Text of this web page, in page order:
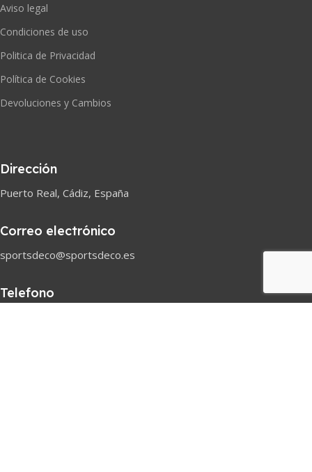
Aviso legal
Condiciones de uso
Politica de Privacidad
Política de Cookies
Devoluciones y Cambios
Dirección
Puerto Real, Cádiz, España
Correo electrónico
sportsdeco@sportsdeco.es
Telefono